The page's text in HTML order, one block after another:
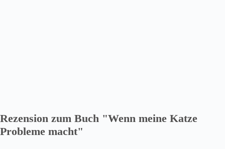
Rezension zum Buch "Wenn meine Katze
Probleme macht"